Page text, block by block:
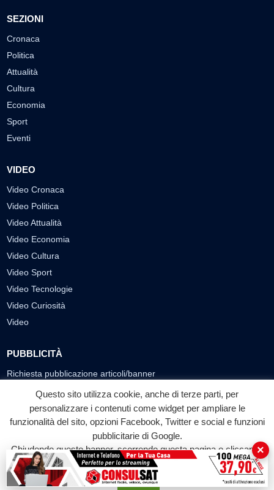
SEZIONI
Cronaca
Politica
Attualità
Cultura
Economia
Sport
Eventi
VIDEO
Video Cronaca
Video Politica
Video Attualità
Video Economia
Video Cultura
Video Sport
Video Tecnologie
Video Curiosità
Video
PUBBLICITÀ
Richiesta pubblicazione articoli/banner
SEGUICI SUI SOCIAL
f
Facebook
◎ ▶
YouTube
© 2026 LABTV - Tutti i diritti riservati
Questo sito utilizza cookie, anche di terze parti, per
personalizzare i contenuti come widget per ampliare le
funzionalità del sito, opzioni Facebook, Twitter e social e funzioni
pubblicitarie di Google.
Chiudendo questo banner, scorrendo questa pagina o cliccando
su qualunque suo elemento acconsenti all'uso dei cookie.
Accetta
×